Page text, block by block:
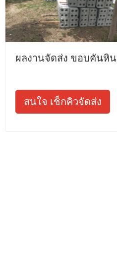
ผลงานจัดส่ง ขอบคันหิน
สนใจ เช็กคิวจัดส่ง